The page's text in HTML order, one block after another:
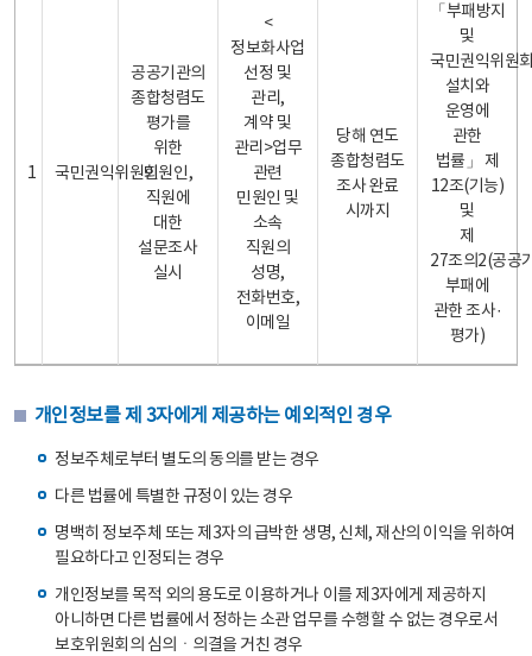
1 국민권익위원회
공공기관의
종합청렴도
평가를
위한
민원인,
직원에
대한
설문조사
실시
<
정보화사업
선정 및
관리,
계약 및
관리>업무
관련
민원인 및
소속
직원의
성명,
전화번호,
이메일
당해 연도
종합청렴도
조사 완료
시까지
「부패방지
및
국민권익위원
설치와
운영에
관한
법률」 제
12조(기능)
및
제
27조의2(공공
부패에
관한 조사·
평가)
개인정보를 제 3자에게 제공하는 예외적인 경우
정보주체로부터 별도의 동의를 받는 경우
다른 법률에 특별한 규정이 있는 경우
명백히 정보주체 또는 제3자의 급박한 생명, 신체, 재산의 이익을 위하여
필요하다고 인정되는 경우
개인정보를 목적 외의 용도로 이용하거나 이를 제3자에게 제공하지
아니하면 다른 법률에서 정하는 소관 업무를 수행할 수 없는 경우로서
보호위원회의 심의ㆍ의결을 거친 경우